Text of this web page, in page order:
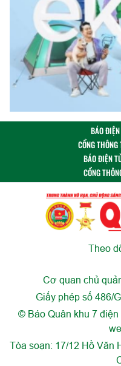
BÁO
CỔNG
BÁO ĐIỆN
CỔNG
Theo
Cơ quan chủ
Giấy phép số 486/
© Báo Quân khu 7
Tòa soạn: 17/12 Hồ Văn